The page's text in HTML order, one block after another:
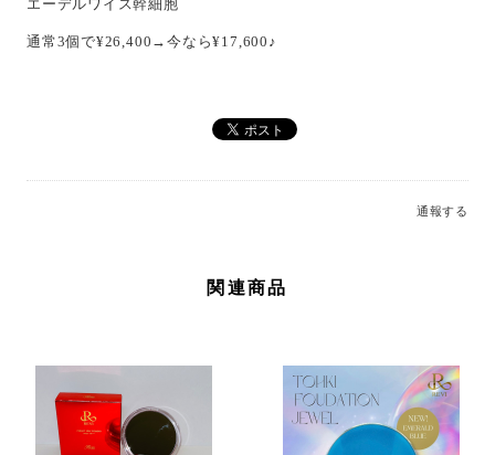
エーデルワイス幹細胞
通常3個で¥26,400→今なら¥17,600♪
通報する
関連商品